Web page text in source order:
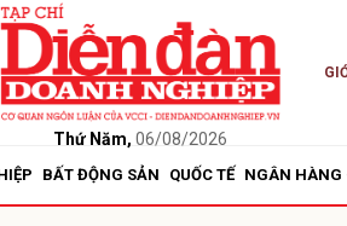
Thứ Năm, 06/08/2026
BẤT ĐỘNG SẢN QUỐC TẾ NGÂN HÀNG